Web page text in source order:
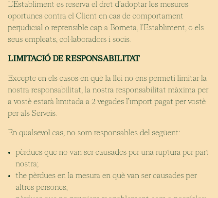
L’Establiment es reserva el dret d’adoptar les mesures
oportunes contra el Client en cas de comportament
perjudicial o reprensible cap a Borneta, l’Establiment, o els
seus empleats, col·laboradors i socis.
LIMITACIÓ DE RESPONSABILITAT
Excepte en els casos en què la llei no ens permeti limitar la
nostra responsabilitat, la nostra responsabilitat màxima per
a vostè estarà limitada a 2 vegades l’import pagat per vostè
per als Serveis.
En qualsevol cas, no som responsables del següent:
pèrdues que no van ser causades per una ruptura per part
nostra;
the pèrdues en la mesura en què van ser causades per
altres persones;